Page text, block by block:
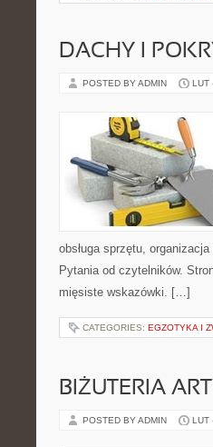
DACHY I
POSTED BY ADMIN LUT
obsługa sprzętu,
Pytania od czytelników.
mięsiste wskazówki. […]
CATEGORIES: EGZOTYKA I
BIŻUTERIA
POSTED BY ADMIN LUT